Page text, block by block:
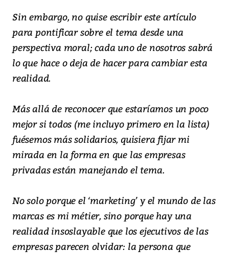
Sin embargo, no quise escribir este artículo
para pontificar sobre el tema desde una
perspectiva moral; cada uno de nosotros sabrá
lo que hace o deja de hacer para cambiar esta
realidad.
Más allá de reconocer que estaríamos un poco
mejor si todos (me incluyo primero en la lista)
fuésemos más solidarios, quisiera fijar mi
mirada en la forma en que las empresas
privadas están manejando el tema.
No solo porque el ‘marketing’ y el mundo de las
marcas es mi métier, sino porque hay una
realidad insoslayable que los ejecutivos de las
empresas parecen olvidar: la persona que